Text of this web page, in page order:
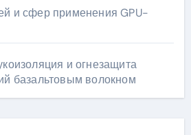
и сфер применения GPU-
и огнезащита
базальтовым волокном